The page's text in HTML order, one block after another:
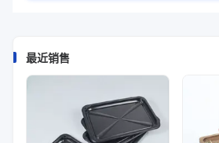
最近销售